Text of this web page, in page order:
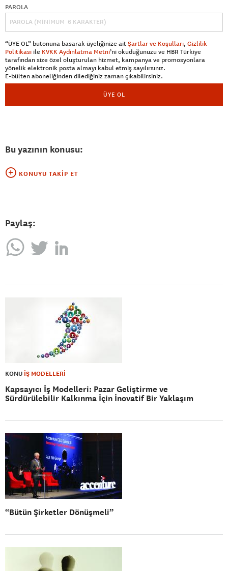
PAROLA
“ÜYE OL” butonuna basarak üyeliğinize aitŞartlar ve Koşulları, Gizlilik
Politikası ile KVKK Aydınlatma Metni’ni okuduğunuzu ve HBR Türkiye
tarafından size özel oluşturulan hizmet, kampanya ve promosyonlara
yönelik elektronik posta almayı kabul etmiş sayılırsınız.
E-bülten aboneliğinden dilediğiniz zaman çıkabilirsiniz.
ÜYE OL
Bu yazının konusu:
KONUYU TAKIP ET
Paylaş:
KONU İŞ MODELLERİ
Kapsayıcı İş Modelleri: Pazar Geliştirme ve
Sürdürülebilir Kalkınma İçin İnovatif Bir Yaklaşım
“Bütün Şirketler Dönüşmeli”